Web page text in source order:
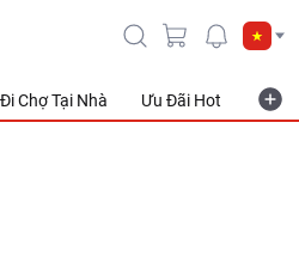
Đi Chợ Tại Nhà Ưu Đãi Hot